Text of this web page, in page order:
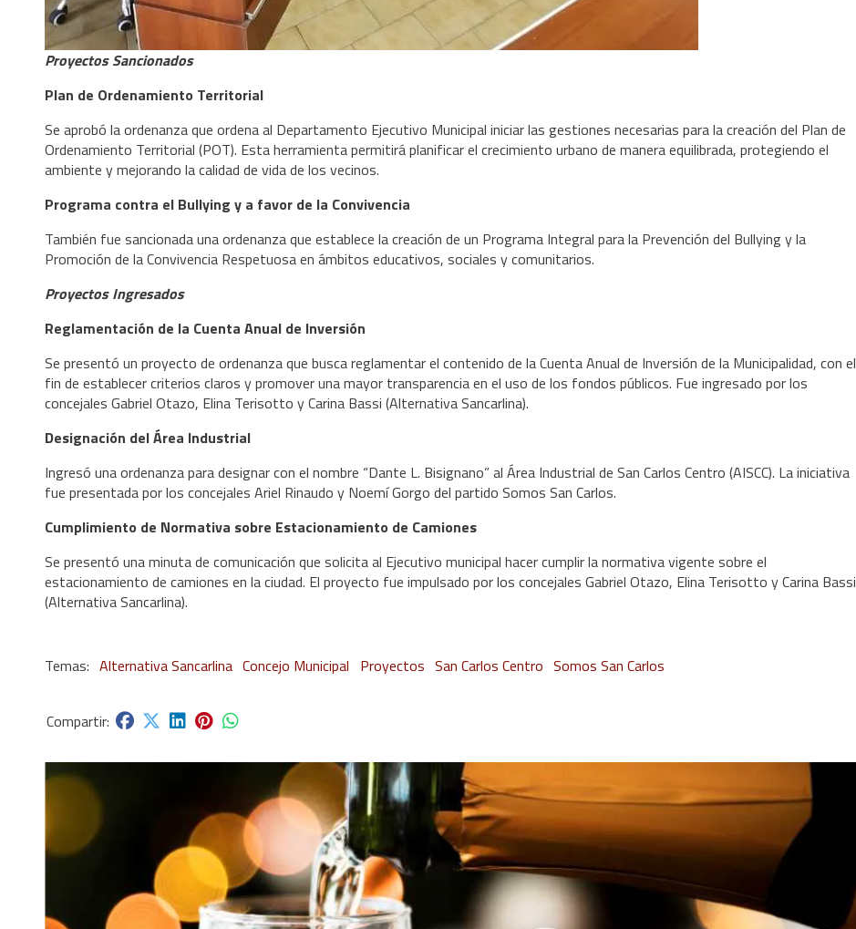
Proyectos Sancionados
Plan de Ordenamiento Territorial
Se aprobó la ordenanza que ordena al Departamento Ejecutivo Municipal iniciar las gestiones necesarias para la creación del Plan de
Ordenamiento Territorial (POT). Esta herramienta permitirá planificar el crecimiento urbano de manera equilibrada, protegiendo el
ambiente y mejorando la calidad de vida de los vecinos.
Programa contra el Bullying y a favor de la Convivencia
También fue sancionada una ordenanza que establece la creación de un Programa Integral para la Prevención del Bullying y la
Promoción de la Convivencia Respetuosa en ámbitos educativos, sociales y comunitarios.
Proyectos Ingresados
Reglamentación de la Cuenta Anual de Inversión
Se presentó un proyecto de ordenanza que busca reglamentar el contenido de la Cuenta Anual de Inversión de la Municipalidad, con el
fin de establecer criterios claros y promover una mayor transparencia en el uso de los fondos públicos. Fue ingresado por los
concejales Gabriel Otazo, Elina Terisotto y Carina Bassi (Alternativa Sancarlina).
Designación del Área Industrial
Ingresó una ordenanza para designar con el nombre “Dante L. Bisignano” al Área Industrial de San Carlos Centro (AISCC). La iniciativa
fue presentada por los concejales Ariel Rinaudo y Noemí Gorgo del partido Somos San Carlos.
Cumplimiento de Normativa sobre Estacionamiento de Camiones
Se presentó una minuta de comunicación que solicita al Ejecutivo municipal hacer cumplir la normativa vigente sobre el
estacionamiento de camiones en la ciudad. El proyecto fue impulsado por los concejales Gabriel Otazo, Elina Terisotto y Carina Bassi
(Alternativa Sancarlina).
Alternativa Sancarlina Concejo Municipal Proyectos San Carlos Centro Somos San Carlos